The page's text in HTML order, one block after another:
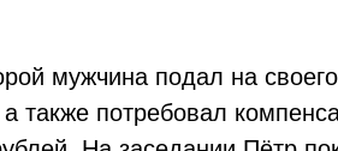
мужчина подал на
также потребовал